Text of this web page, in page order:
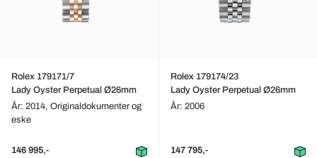
Rolex 179171/7
Lady Oyster Perpetual Ø26mm
År: 2014, Originaldokumenter og
eske
146 995,-
Rolex 179174/23
Lady Oyster Perpetual Ø26mm
År: 2006
147 795,-